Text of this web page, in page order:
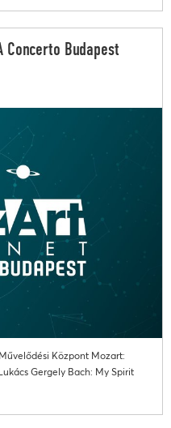
Budapest
Központ Mozart:
Gergely Bach: My Spirit